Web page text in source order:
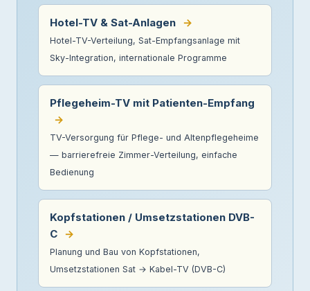
Hotel-TV & Sat-Anlagen →
Hotel-TV-Verteilung, Sat-Empfangsanlage mit
Sky-Integration, internationale Programme
Pflegeheim-TV mit Patienten-Empfang
→
TV-Versorgung für Pflege- und Altenpflegeheime
— barrierefreie Zimmer-Verteilung, einfache
Bedienung
Kopfstationen / Umsetzstationen DVB-
C →
Planung und Bau von Kopfstationen,
Umsetzstationen Sat → Kabel-TV (DVB-C)